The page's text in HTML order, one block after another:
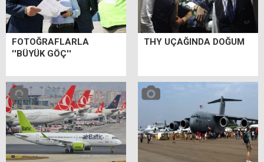
FOTOĞRAFLARLA
''BÜYÜK GÖÇ''
THY UÇAĞINDA DOĞUM